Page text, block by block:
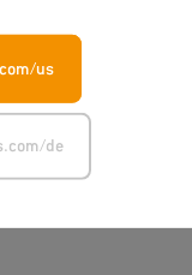
us
de